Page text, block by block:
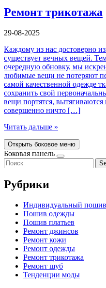
Ремонт трикотажа
29-08-2025
Каждому из нас достоверно
существует вечных вещей.
очередную обновку, мы
любимые вещи не потеряют
самой качественной одежде
сохранить свой
вещи портятся, вытягиваются
совершенно ничто […]
Читать дальше »
Открыть боковое меню
Боковая панель
Рубрики
Индивидуальный пошив
Пошив одежды
Пошив платьев
Ремонт джинсов
Ремонт кожи
Ремонт одежды
Ремонт трикотажа
Ремонт шуб
Тенденции моды